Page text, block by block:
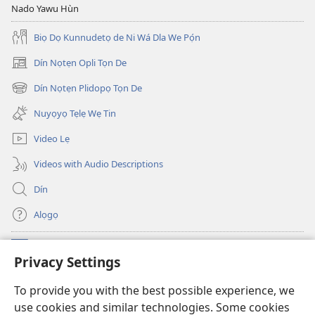
Privacy Settings
To provide you with the best possible experience, we
use cookies and similar technologies. Some cookies
Nado Yawu Hùn
Biọ Dọ Kunnudetọ de Ni Wá Dla We Pọ́n
Dín Nọtẹn Opli Tọn De
(opens
new
window)
Dín Nọtẹn Plidopọ Tọn De
(opens
new
window)
Nuyọyọ Tẹlẹ Wẹ Tin
Video Lẹ
Videos with Audio Descriptions
Dín
Alọgọ
(opens
new
Wesẹdotẹn Intẹnẹt Ji Tọn Watchtower Tọn
(opens
new